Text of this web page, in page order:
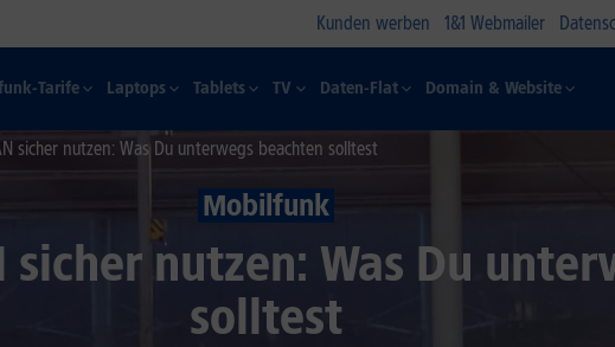
Kunden werben 1&1 Webmailer
Tarife Laptops Tablets TV Daten-Flat Domain & Website
sicher nutzen: Was Du unterwegs beachten solltest
Mobilfunk
nutzen: Was Du
solltest